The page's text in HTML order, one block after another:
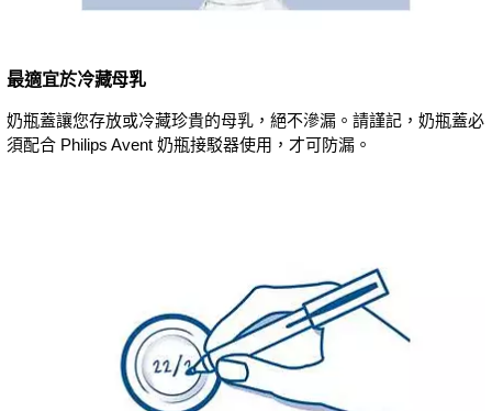
最適宜於冷藏母乳
奶瓶蓋讓您存放或冷藏珍貴的母乳，絕不滲漏。請謹記，奶瓶蓋必
須配合 Philips Avent 奶瓶接駁器使用，才可防漏。